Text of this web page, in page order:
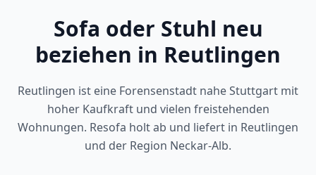
Sofa oder Stuhl neu
beziehen in Reutlingen
Reutlingen ist eine Forensenstadt nahe Stuttgart mit
hoher Kaufkraft und vielen freistehenden
Wohnungen. Resofa holt ab und liefert in Reutlingen
und der Region Neckar-Alb.